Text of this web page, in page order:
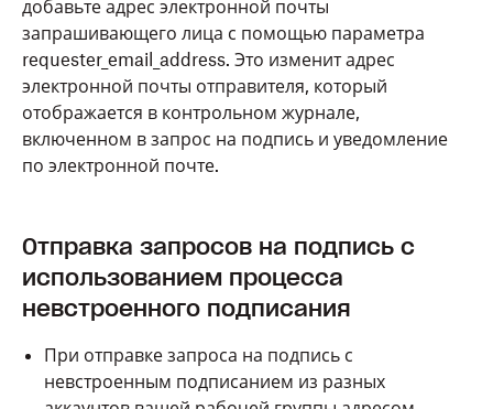
добавьте адрес электронной почты
запрашивающего лица с помощью параметра
requester_email_address. Это изменит адрес
электронной почты отправителя, который
отображается в контрольном журнале,
включенном в запрос на подпись и уведомление
по электронной почте.
Отправка запросов на подпись с
использованием процесса
невстроенного подписания
При отправке запроса на подпись с
невстроенным подписанием из разных